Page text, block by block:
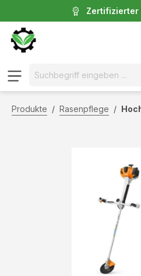
Zertifizierter
Produkte / Rasenpflege /